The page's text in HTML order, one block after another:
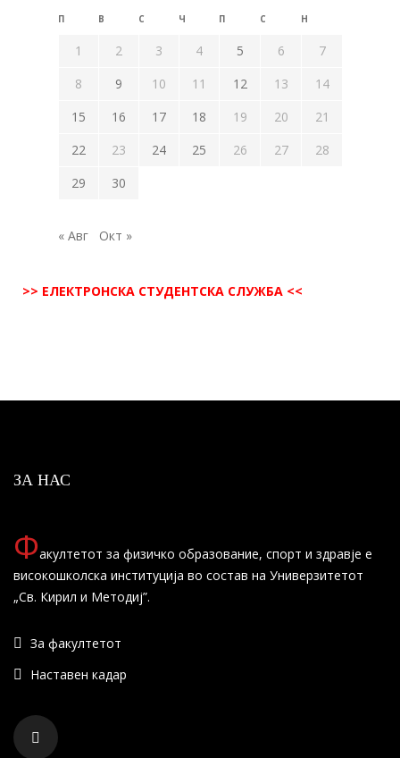
П В С Ч П С Н
1 2 3 4 5 6
7
8
9 10 11 12 13
14
15
16 17 18 19 20
21
22
23 24 25 26 27
28
29
30
« Авг Окт »
>> ЕЛЕКТРОНСКА СТУДЕНТСКА СЛУЖБА <<
ЗА НАС
Факултетот за физичко образование, спорт и здравје е
високошколска институција во состав на Универзитетот
„Св. Кирил и Методиј”.
За факултетот
Наставен кадар